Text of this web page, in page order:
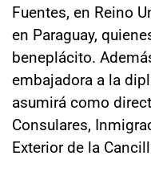
Fuentes, en Reino
en Paraguay,
beneplácito.
embajadora a la
asumirá como
Consulares,
Exterior de la